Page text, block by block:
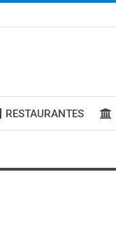
RESTAURANTES